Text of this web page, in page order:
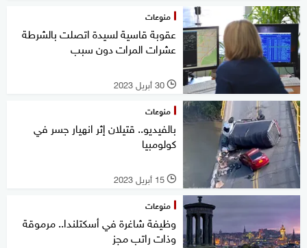
منوعات
عقوبة قاسية لسيدة اتصلت بالشرطة
عشرات المرات دون سبب
l 30 أبريل 2023
منوعات
بالفيديو.. قتيلان إثر انهيار جسر في
كولومبيا
l 15 أبريل 2023
منوعات
وظيفة شاغرة في أسكتلندا.. مرموقة
وذات راتب مجز